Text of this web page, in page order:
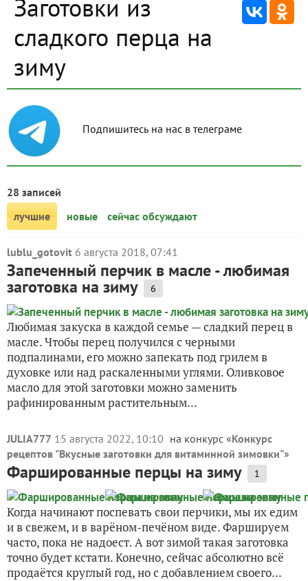
Заготовки из
сладкого перца на
зиму
Подпишитесь на нас в телеграме
28 записей
лучшие
новые сейчас обсуждают
lublu_gotovit 6 августа 2018, 07:41
Запеченный перчик в масле - любимая
заготовка на зиму 6
Любимая закуска в каждой семье — сладкий перец в
масле. Чтобы перец получился с черными
подпалинами, его можно запекать под грилем в
духовке или над раскаленными углями. Оливковое
масло для этой заготовки можно заменить
рафинированным растительным...
JULIA777 15 августа 2022, 10:10 на конкурс «Конкурс
рецептов "Вкусные заготовки для витаминной зимовки"»
Фаршированные перцы на зиму 1
Когда начинают поспевать свои перчики, мы их едим
и в свежем, и в варёном-печёном виде. Фаршируем
часто, пока не надоест. А вот зимой такая заготовка
точно будет кстати. Конечно, сейчас абсолютно всё
продаётся круглый год, но с добавлением своего...